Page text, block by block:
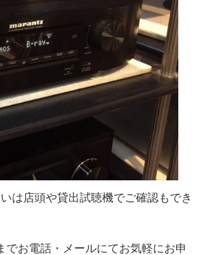
は店頭や貸出試聴機でご確認もでき
お電話・メールにてお気軽にお申